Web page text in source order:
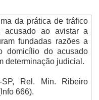
da prática de tráfico
ao avistar a
fundadas razões a
domicílio do acusado
determinação judicial.
SP, Rel.
Min. Ribeiro
666).